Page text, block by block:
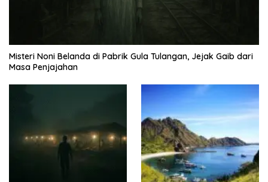
Misteri Noni Belanda di Pabrik Gula Tulangan, Jejak Gaib dari
Masa Penjajahan